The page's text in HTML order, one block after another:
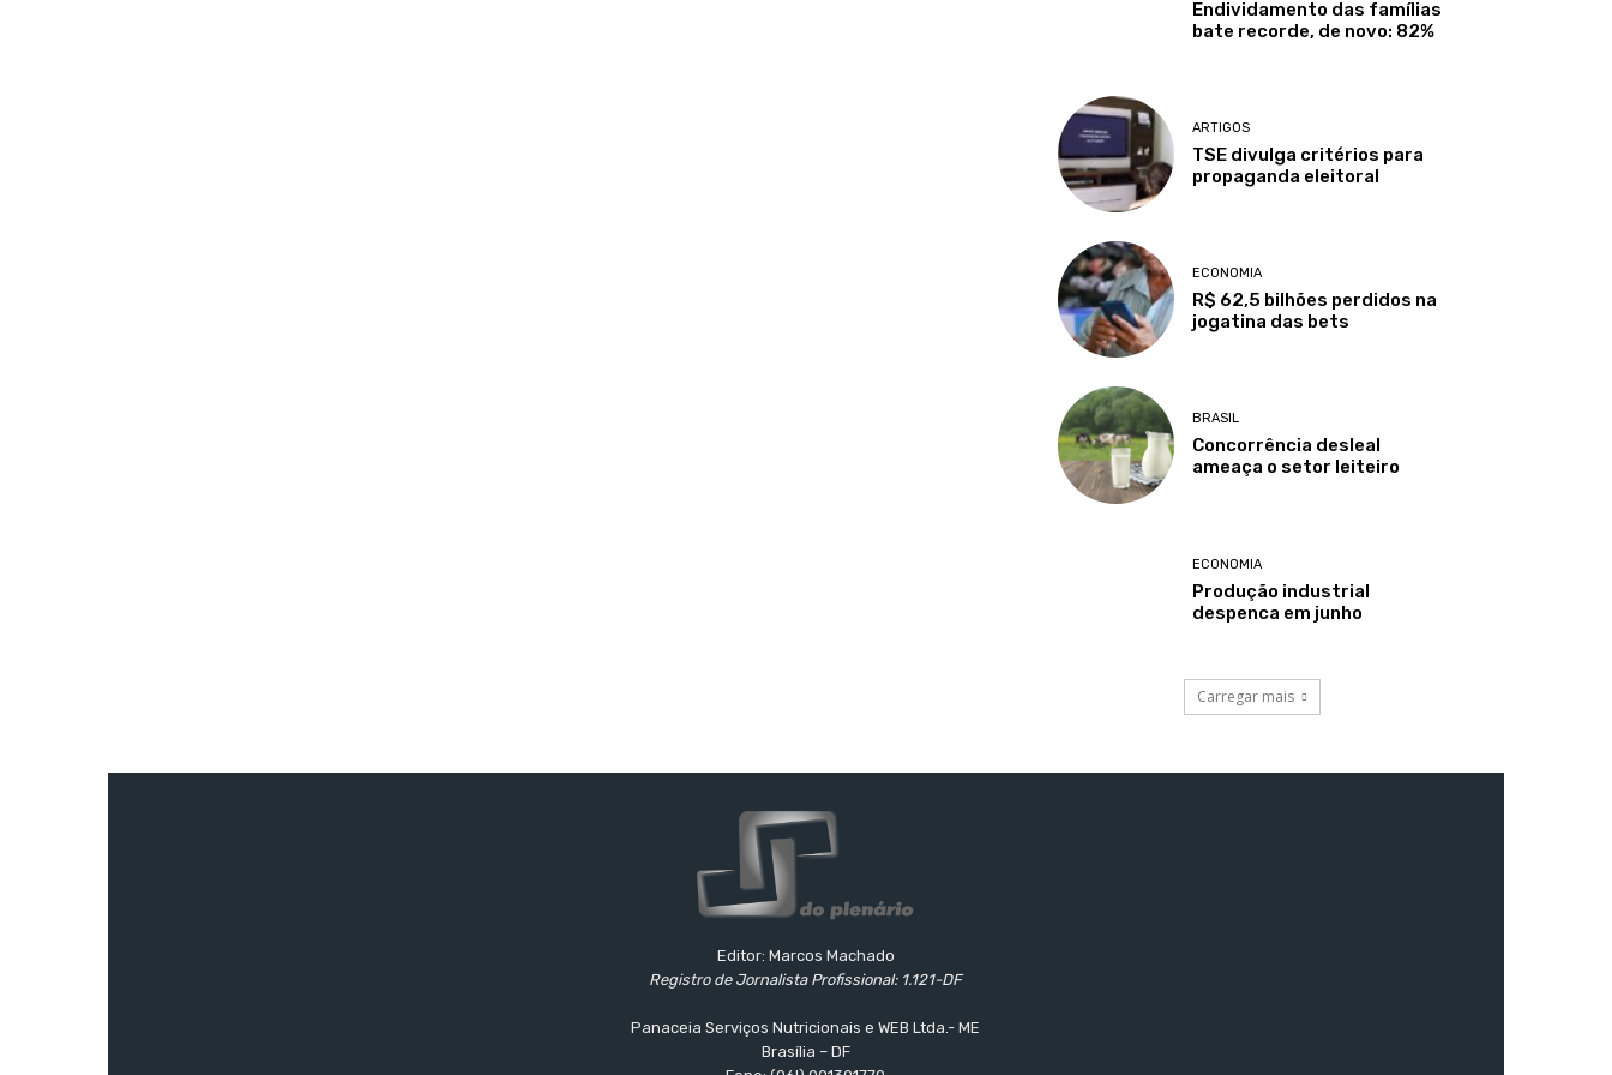
Endividamento das famílias
bate recorde, de novo: 82%
ARTIGOS
TSE divulga critérios para
propaganda eleitoral
ECONOMIA
R$ 62,5 bilhões perdidos na
jogatina das bets
BRASIL
Concorrência desleal
ameaça o setor leiteiro
ECONOMIA
Produção industrial
despenca em junho
Carregar mais
Editor: Marcos Machado
Registro de Jornalista Profissional: 1.121-DF
Panaceia Serviços Nutricionais e WEB Ltda.- ME
Brasília – DF